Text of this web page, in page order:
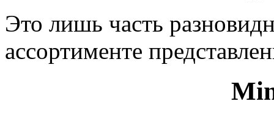
Это лишь часть
ассортименте